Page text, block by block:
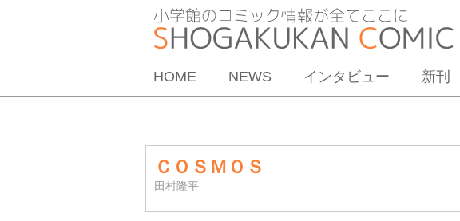
HOME NEWS インタビュー 新刊
ＣＯＳＭＯＳ
田村隆平